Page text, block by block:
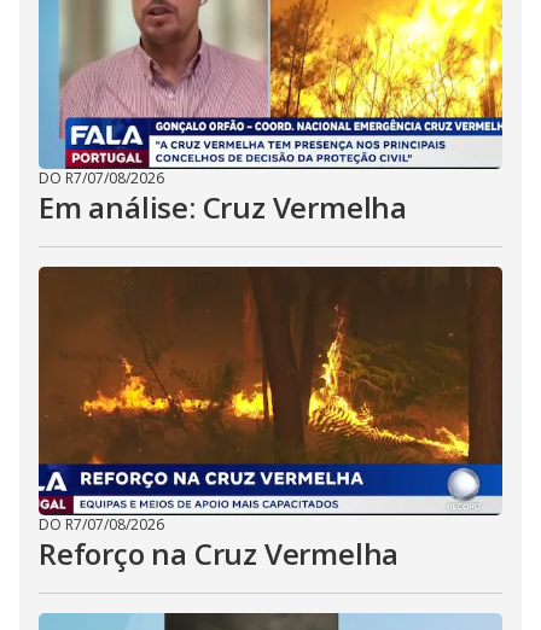
DO R7/07/08/2026
Em análise: Cruz Vermelha
DO R7/07/08/2026
Reforço na Cruz Vermelha